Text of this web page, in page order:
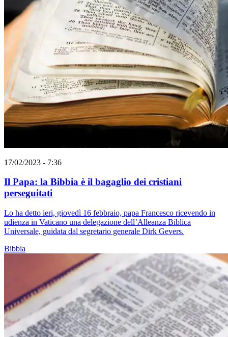
17/02/2023 - 7:36
Il Papa: la Bibbia è il bagaglio dei cristiani
perseguitati
Lo ha detto ieri, giovedì 16 febbraio, papa Francesco ricevendo in
udienza in Vaticano una delegazione dell’Alleanza Biblica
Universale, guidata dal segretario generale Dirk Gevers.
Bibbia